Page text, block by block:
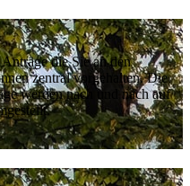
die Sie an den
zentral vorgehalten. Die
werden nach und nach auf